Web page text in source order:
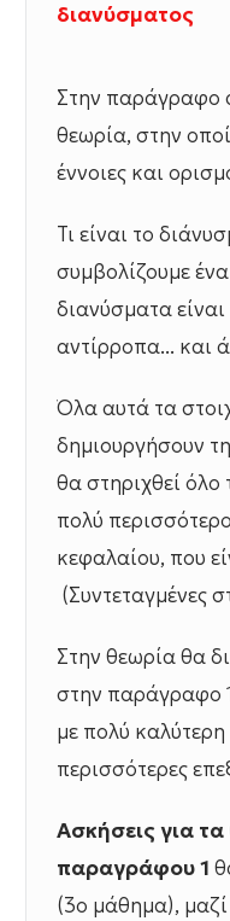
διανύσματος
Στην παράγραφο
θεωρία, στην
έννοιες και
Τι είναι το
συμβολίζουμε
διανύσματα
αντίρροπα... και
Όλα αυτά τα
δημιουργήσουν
θα στηριχθεί
πολύ
κεφαλαίου, που
(Συντεταγμένες
Στην θεωρία θα
στην παράγραφο
με πολύ
περισσότερες
Ασκήσεις για
παραγράφου 1
(3ο μάθημα),